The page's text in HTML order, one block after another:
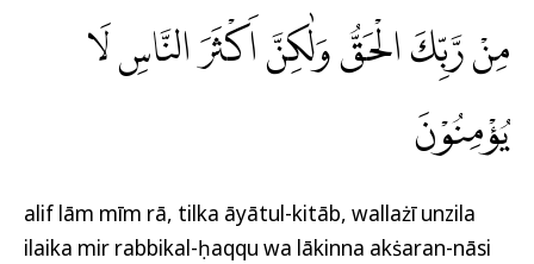
مِنْ رَّبِّكَ الْحَقُّ وَلٰكِنَّ اَكْثَرَ النَّاسِ لَا
يُؤْمِنُوْنَ
alif lām mīm rā, tilka āyātul-kitāb, wallażī unzila
ilaika mir rabbikal-ḥaqqu wa lākinna akṡaran-nāsi